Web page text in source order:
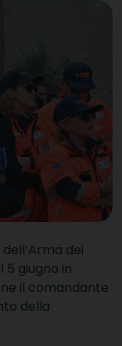
dei
giugno in
il comandante
della